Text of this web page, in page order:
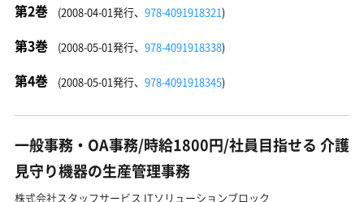
第2巻 (2008-04-01発行、 978-4091918321)
第3巻 (2008-05-01発行、 978-4091918338)
第4巻 (2008-05-01発行、 978-4091918345)
一般事務・OA事務/時給1800円/社員目指せる 介護
見守り機器の生産管理事務
株式会社スタッフサービス ITソリューションブロック